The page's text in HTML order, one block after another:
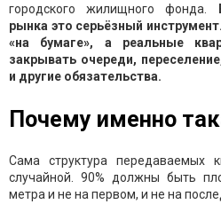
городского жилищного фонда.
рынка это серьёзный
«на бумаге», а реальные
закрывать очереди,
и другие обязательства.
Почему именно
Сама структура передаваемых
случайной. 90% должны быть
метра и не на первом, и не на